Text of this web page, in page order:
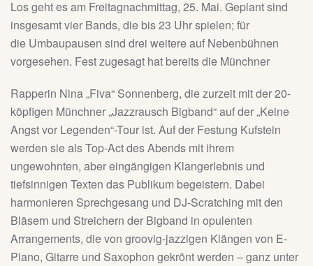
Los geht es am Freitagnachmittag, 25. Mai. Geplant sind
insgesamt vier Bands, die bis 23 Uhr spielen; für
die Umbaupausen sind drei weitere auf Nebenbühnen
vorgesehen. Fest zugesagt hat bereits die Münchner
Rapperin Nina „Fiva“ Sonnenberg, die zurzeit mit der 20-
köpfigen Münchner „Jazzrausch Bigband“ auf der „Keine
Angst vor Legenden“-Tour ist. Auf der Festung Kufstein
werden sie als Top-Act des Abends mit ihrem
ungewohnten, aber eingängigen Klangerlebnis und
tiefsinnigen Texten das Publikum begeistern. Dabei
harmonieren Sprechgesang und DJ-Scratching mit den
Bläsern und Streichern der Bigband in opulenten
Arrangements, die von groovig-jazzigen Klängen von E-
Piano, Gitarre und Saxophon gekrönt werden – ganz unter